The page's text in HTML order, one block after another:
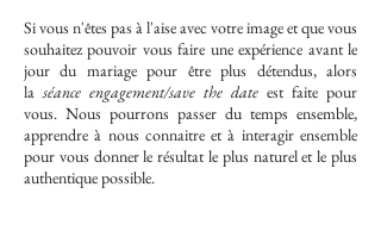
Si vous n'êtes pas à l'aise avec votre image et que vous
souhaitez pouvoir vous faire une expérience avant le
jour du mariage pour être plus détendus, alors
laséance engagement/save the date est faite pour
vous. Nous pourrons passer du temps ensemble,
apprendre à nous connaitre et à interagir ensemble
pour vous donner le résultat le plus naturel et le plus
authentique possible.